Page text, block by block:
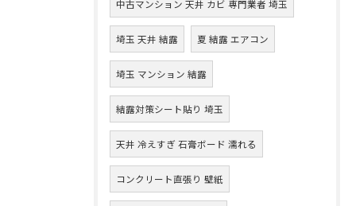
中古マンション 天井 カビ 専門業者 埼玉
埼玉 天井 結露 夏 結露 エアコン
埼玉 マンション 結露
結露対策シート貼り 埼玉
天井 冷えすぎ 石膏ボード 濡れる
コンクリート直張り 壁紙